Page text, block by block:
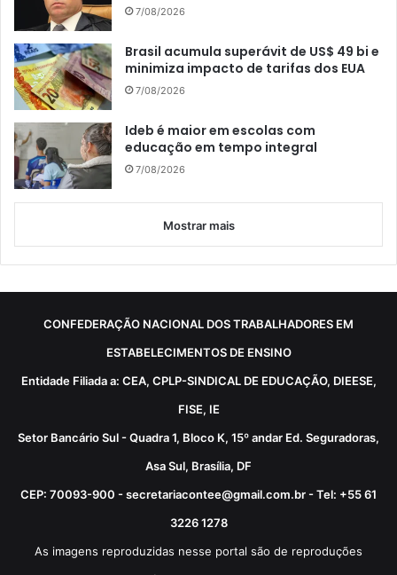
7/08/2026
Brasil acumula superávit de US$ 49 bi e
minimiza impacto de tarifas dos EUA
7/08/2026
Ideb é maior em escolas com
educação em tempo integral
7/08/2026
Mostrar mais
CONFEDERAÇÃO NACIONAL DOS TRABALHADORES EM
ESTABELECIMENTOS DE ENSINO
Entidade Filiada a: CEA, CPLP-SINDICAL DE EDUCAÇÃO, DIEESE,
FISE, IE
Setor Bancário Sul - Quadra 1, Bloco K, 15º andar Ed. Seguradoras,
Asa Sul, Brasília, DF
CEP: 70093-900 - secretariacontee@gmail.com.br - Tel: +55 61
3226 1278
As imagens reproduzidas nesse portal são de reproduções